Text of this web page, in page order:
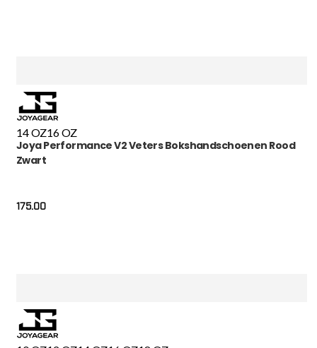
14 OZ16 OZ
Joya Performance V2 Veters Bokshandschoenen Rood
Zwart
175.00